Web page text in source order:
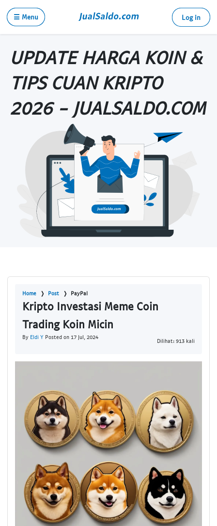
☰ Menu Log in
UPDATE HARGA KOIN &
TIPS CUAN KRIPTO
2026 - JUALSALDO.COM
Home Post PayPal
Kripto Investasi Meme Coin
Trading Koin Micin
By Eldi Y Posted on 17 Jul, 2024
Dilihat: 913 kali